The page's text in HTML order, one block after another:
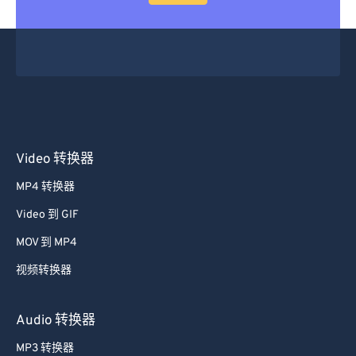
Video 转换器
MP4 转换器
Video 到 GIF
MOV 到 MP4
视频转换器
Audio 转换器
MP3 转换器